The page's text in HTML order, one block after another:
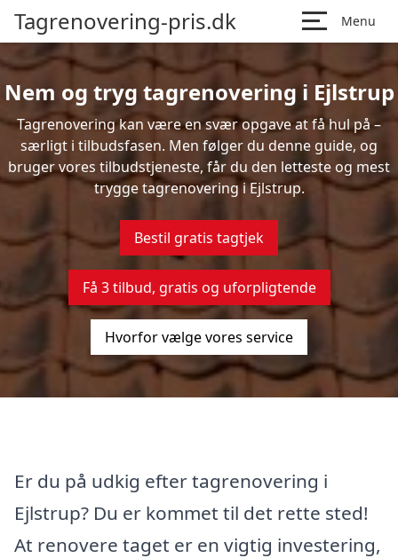
Tagrenovering-pris.dk Menu
Nem og tryg tagrenovering i Ejlstrup
Tagrenovering kan være en svær opgave at få hul på –
særligt i tilbudsfasen. Men følger du denne guide, og
bruger vores tilbudstjeneste, får du den letteste og mest
trygge tagrenovering i Ejlstrup.
Bestil gratis tagtjek
Få 3 tilbud, gratis og uforpligtende
Hvorfor vælge vores service
Er du på udkig efter tagrenovering i
Ejlstrup? Du er kommet til det rette sted!
At renovere taget er en vigtig investering,